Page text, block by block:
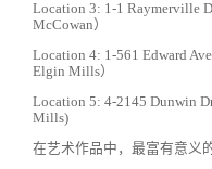
Location 3: 1-1 Raymerville
McCowan）
Location 4: 1-561 Edward
Elgin Mills）
Location 5: 4-2145 Dunwin
Mills)
在艺术作品中，最富有意义